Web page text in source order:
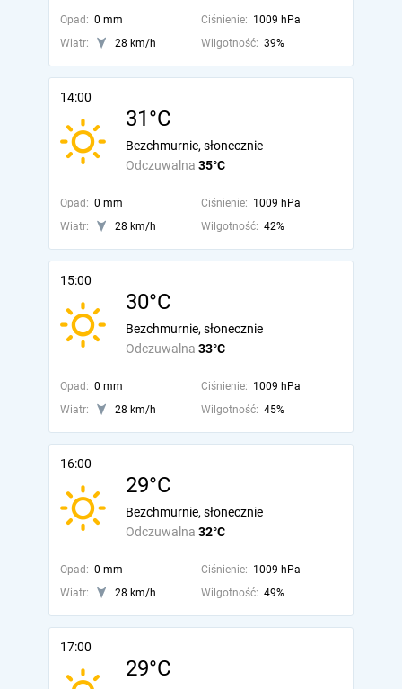
Opad: 0 mm Ciśnienie: 1009 hPa
Wiatr:
28 km/h Wilgotność: 39%
14:00
31°C
Odczuwalna 35°C
Bezchmurnie, słonecznie
Opad: 0 mm Ciśnienie: 1009 hPa
Wiatr:
28 km/h Wilgotność: 42%
15:00
30°C
Odczuwalna 33°C
Bezchmurnie, słonecznie
Opad: 0 mm Ciśnienie: 1009 hPa
Wiatr:
28 km/h Wilgotność: 45%
16:00
29°C
Odczuwalna 32°C
Bezchmurnie, słonecznie
Opad: 0 mm Ciśnienie: 1009 hPa
Wiatr:
28 km/h Wilgotność: 49%
17:00
29°C